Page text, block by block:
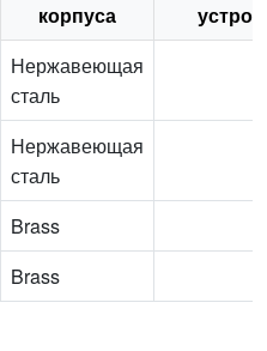
корпуса
Нержавеющая
сталь
Нержавеющая
сталь
Brass
Brass